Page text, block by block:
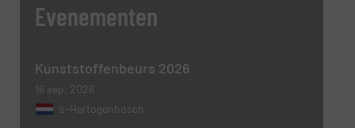
Evenementen
Kunststoffenbeurs 2026
16 sep, 2026
’s-Hertogenbosch